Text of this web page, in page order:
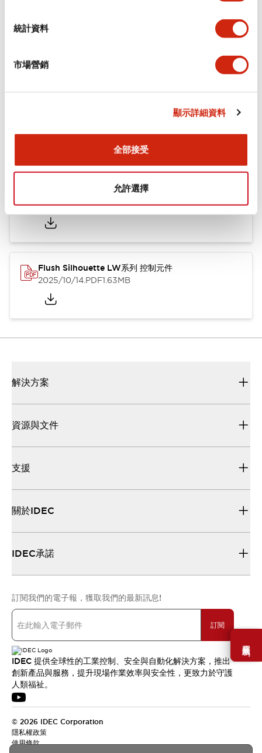
統計資料
市場營銷
顯示詳細資料
全部接受
允許選擇
需要幫助嗎？
安裝和安裝規範
認證與標準
Flush Silhouette LW系列 控制元件 (英文版)
2025/09/19.PDF1.23MB
Flush Silhouette LW系列 控制元件
2025/10/14.PDF1.63MB
解決方案
資源與文件
支援
關於IDEC
IDEC承諾
訂閱我們的電子報，獲取我們的最新訊息!
訂閱
IDEC 提供全球性的工業控制、安全與自動化解決方案，推出
創新產品與服務，提升現場作業效率與安全性，更致力於守護
人類福祉。
© 2026 IDEC Corporation
隱私權政策
使用條款